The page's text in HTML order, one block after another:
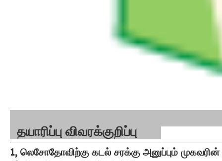
தயாரிப்பு விவரக்குறிப்பு
1, லெசோதோவிற்கு கடல் சரக்கு அனுப்பும்